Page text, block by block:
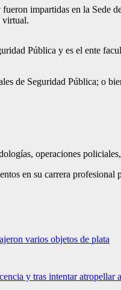
impartidas en la
virtual.
Pública y es el ente
de Seguridad Pública; o
operaciones
en su carrera
varios objetos de plata
y tras intentar atropellar